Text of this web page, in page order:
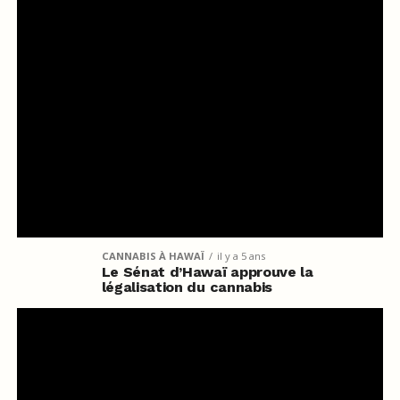
CANNABIS À HAWAÏ il y a 5 ans
Le Sénat d’Hawaï approuve la
légalisation du cannabis